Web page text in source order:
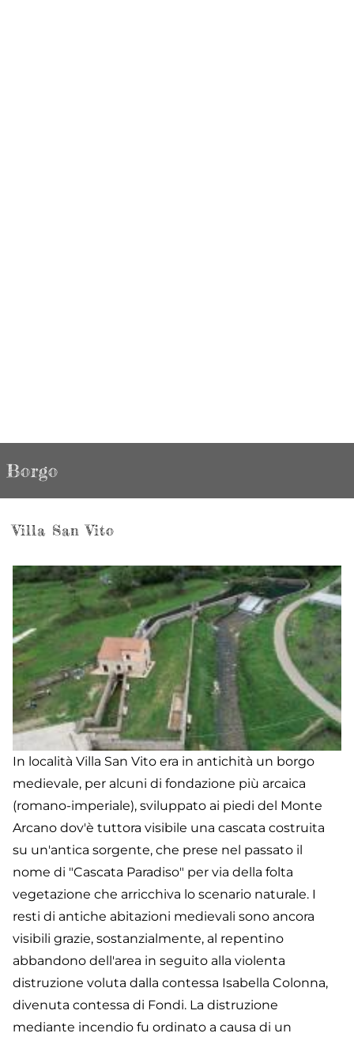
Borgo
Villa San Vito
In località Villa San Vito era in antichità un borgo
medievale, per alcuni di fondazione più arcaica
(romano-imperiale), sviluppato ai piedi del Monte
Arcano dov'è tuttora visibile una cascata costruita
su un'antica sorgente, che prese nel passato il
nome di "Cascata Paradiso" per via della folta
vegetazione che arricchiva lo scenario naturale. I
resti di antiche abitazioni medievali sono ancora
visibili grazie, sostanzialmente, al repentino
abbandono dell'area in seguito alla violenta
distruzione voluta dalla contessa Isabella Colonna,
divenuta contessa di Fondi. La distruzione
mediante incendio fu ordinato a causa di un